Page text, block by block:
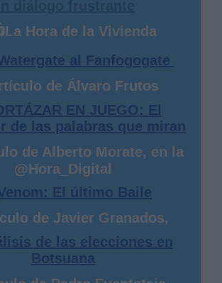
La Hora de la Vivienda
al Fanfogogate
de Álvaro Frutos
EN JUEGO: El
de las palabras que miran
de Alberto Morate, en la
@Hora_Digital
El último Baile
de Javier Granados,
de las elecciones en
Botsuana